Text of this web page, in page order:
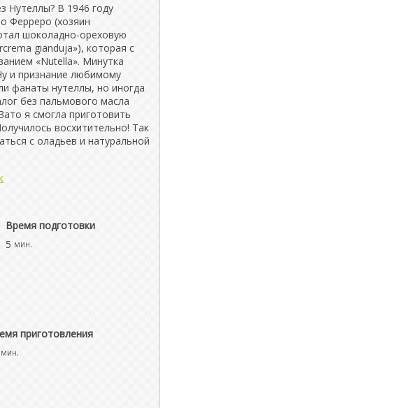
Нутеллы? В 1946 году
Ферреро (хозяин
шоколадно-ореховую
gianduja»), которая с
«Nutella». Минутка
и признание любимому
фанаты нутеллы, но иногда
без пальмового масла
я смогла приготовить
восхитительно! Так
с оладьев и натуральной
Время подготовки
5 мин.
приготовления
мин.